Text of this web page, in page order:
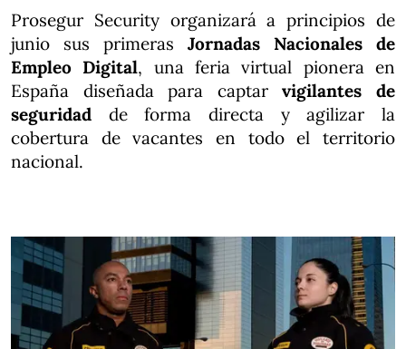
Prosegur Security organizará a principios de
junio sus primeras Jornadas Nacionales de
Empleo Digital, una feria virtual pionera en
España diseñada para captarvigilantes de
seguridad de forma directa y agilizar la
cobertura de vacantes en todo el territorio
nacional.